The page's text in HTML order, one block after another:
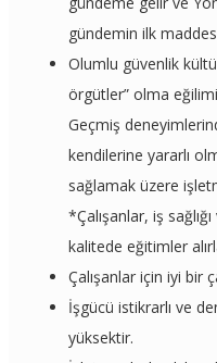
gündemin ilk
Olumlu güvenlik
örgütler” olma
Geçmiş
kendilerine yararlı
sağlamak üzere
*Çalışanlar, iş
kalitede eğitimler
Çalışanlar için iyi bir
İşgücü istikrarlı ve
yüksektir.